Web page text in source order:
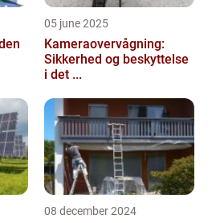
05 june 2025
Kameraovervågning:
Sikkerhed og beskyttelse
i det ...
08 december 2024